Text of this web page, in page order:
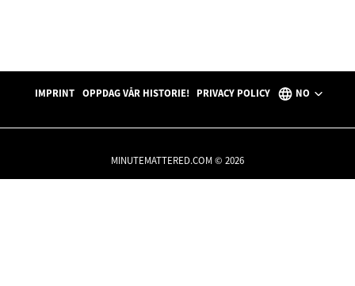
IMPRINT OPPDAG VÅR HISTORIE! PRIVACY POLICY NO
MINUTEMATTERED.COM © 2026